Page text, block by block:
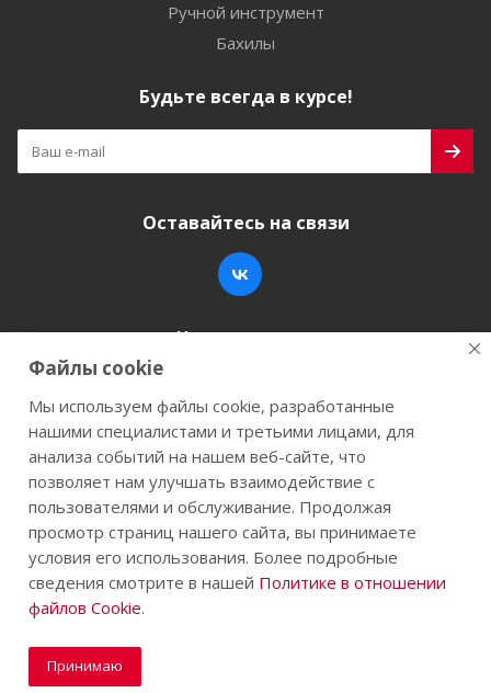
Ручной инструмент
Бахилы
Будьте всегда в курсе!
Оставайтесь на связи
Наши контакты
+7 (846) 200-05-15
г. Самара, ул. Заводское шоссе, 17
2026 © Строй-К.рф. Сайт не является публичной
офертой.
Файлы cookie
Мы используем файлы cookie, разработанные
нашими специалистами и третьими лицами, для
анализа событий на нашем веб-сайте, что
позволяет нам улучшать взаимодействие с
пользователями и обслуживание. Продолжая
просмотр страниц нашего сайта, вы принимаете
условия его использования. Более подробные
сведения смотрите в нашей Политике в отношении
файлов Cookie.
Принимаю